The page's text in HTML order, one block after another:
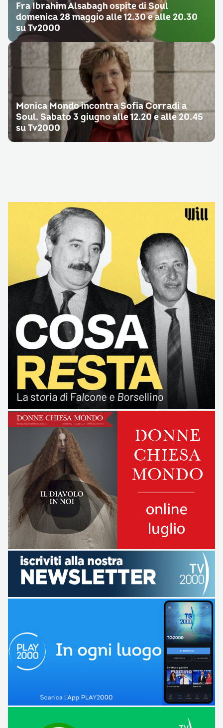
Fra Ibrahim Alsabagh ospite di Soul
domenica 28 maggio alle 12.30 e alle 20.30
su Tv2000
Monica Mondo incontra Sofia Corradi a
Soul. Sabato 3 giugno alle 12.20 e alle 20.45
su Tv2000